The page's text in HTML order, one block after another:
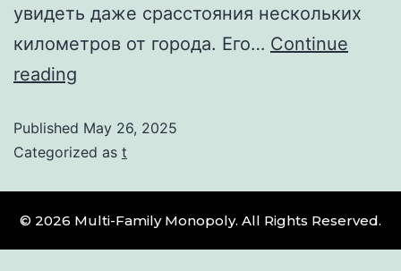
увидеть даже срасстояния нескольких
километров от города. Его… Continue
reading
Published May 26, 2025
Categorized as t
© 2026 Multi-Family Monopoly. All Rights Reserved.